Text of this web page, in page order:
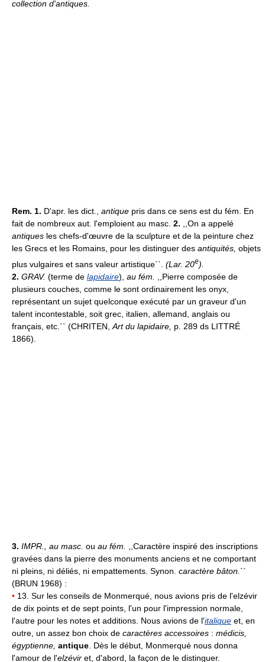
collection d'antiques.
Rem. 1. D'apr. les dict., antique pris dans ce sens est du fém. En
fait de nombreux aut. l'emploient au masc. 2. ,,On a appelé
antiques les chefs-d'œuvre de la sculpture et de la peinture chez
les Grecs et les Romains, pour les distinguer des antiquités, objets
plus vulgaires et sans valeur artistique``. (Lar. 20e).
2. GRAV. (terme de lapidaire), au fém.
,,Pierre composée de
plusieurs couches, comme le sont ordinairement les onyx,
représentant un sujet quelconque exécuté par un graveur d'un
talent incontestable, soit grec, italien, allemand, anglais ou
français, etc.`` (CHRITEN, Art du lapidaire, p. 289 ds LITTRÉ
1866).
3. IMPR., au masc. ou au fém.
,,Caractère inspiré des inscriptions
gravées dans la pierre des monuments anciens et ne comportant
ni pleins, ni déliés, ni empattements. Synon. caractère bâton. ``
(BRUN 1968) :
• 13. Sur les conseils de Monmerqué, nous avions pris de l'elzévir
de dix points et de sept points, l'un pour l'impression normale,
l'autre pour les notes et additions. Nous avions de l'italique et, en
outre, un assez bon choix de caractères accessoires : médicis,
égyptienne, antique . Dès le début, Monmerqué nous donna
l'amour de l'elzévir et, d'abord, la façon de le distinguer.